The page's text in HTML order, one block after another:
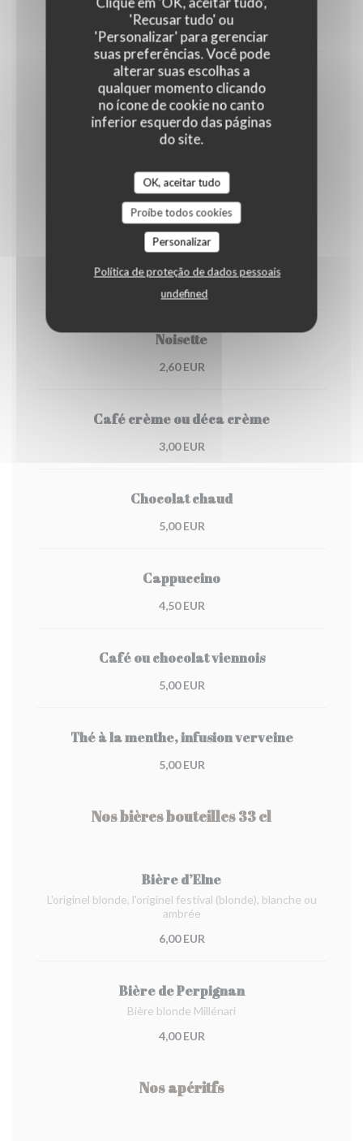
'Recusar tudo' ou
'Personalizar' para gerenciar
suas preferências. Você pode
alterar suas escolhas a
qualquer momento clicando
no ícone de cookie no canto
inferior esquerdo das páginas
do site.
OK, aceitar tudo
Proíbe todos cookies
Personalizar
Política de proteção de dados pessoais
undefined
5,00 EUR
25 Cl
Les eaux
Sémillante plate ou pétillante
6,00 EUR
75 Cl
Nos Boissons Chaudes
2,50 EUR
Noisette
2,60 EUR
Café crème ou déca crème
3,00 EUR
Chocolat chaud
5,00 EUR
Cappuccino
4,50 EUR
Café ou chocolat viennois
5,00 EUR
Thé à la menthe, infusion verveine
5,00 EUR
Nos bières bouteilles 33 cl
Bière d’Elne
L'originel blonde, l'originel festival (blonde), blanche ou
ambrée
6,00 EUR
Bière de Perpignan
Bière blonde Millénari
4,00 EUR
Nos apéritfs